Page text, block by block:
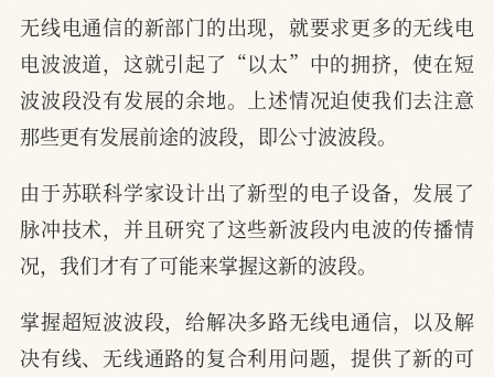
无线电通信的新部门的出现，就要求更多的无线电
电波波道，这就引起了“以太”中的拥挤，使在短
波波段没有发展的余地。上述情况迫使我们去注意
那些更有发展前途的波段，即公寸波波段。
由于苏联科学家设计出了新型的电子设备，发展了
脉冲技术，并且研究了这些新波段内电波的传播情
况，我们才有了可能来掌握这新的波段。
掌握超短波波段，给解决多路无线电通信，以及解
决有线、无线通路的复合利用问题，提供了新的可